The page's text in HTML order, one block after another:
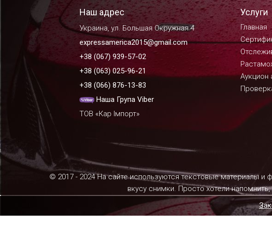
Наш адрес
Украина, ул. Большая Окружная 4
expressamerica2015@gmail.com
+38 (067) 939-57-02
+38 (063) 025-96-21
+38 (066) 876-13-83
Наша Група Viber
ТОВ «Кар Імпорт»
Услуги
Главная
Аукцион
© 2017 - 2024 На сайте используются текстовые материалы
вкусу снимки. Просто хотели